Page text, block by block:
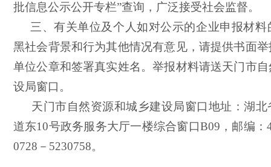
批信息公示公开专栏”查询，广泛接受社会监督。
三、有关单位及个人如对公示的企业申报材料
黑社会背景和行为其他情况有意见，请提供书面
单位公章和签署真实姓名。举报材料请送天门市
设局窗口 。
天门市自然资源和城乡建设局窗口地址：湖北
道东10号政务服务大厅一楼综合窗口B09，邮编：
0728－5230758。